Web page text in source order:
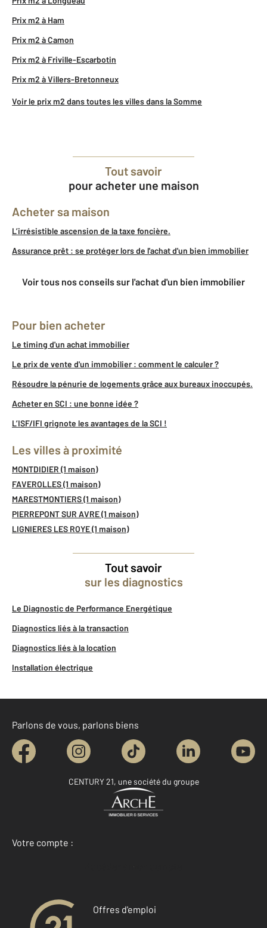
Prix m2 à Ham
Prix m2 à Camon
Prix m2 à Friville-Escarbotin
Prix m2 à Villers-Bretonneux
Voir le prix m2 dans toutes les villes dans la Somme
Tout savoir
pour acheter une maison
Acheter sa maison
L’irrésistible ascension de la taxe foncière.
Assurance prêt : se protéger lors de l'achat d'un bien immobilier
Voir tous nos conseils sur l'achat d'un bien immobilier
Pour bien acheter
Le timing d'un achat immobilier
Le prix de vente d'un immobilier : comment le calculer ?
Résoudre la pénurie de logements grâce aux bureaux inoccupés.
Acheter en SCI : une bonne idée ?
L’ISF/IFI grignote les avantages de la SCI !
Les villes à proximité
MONTDIDIER (1 maison)
FAVEROLLES (1 maison)
MARESTMONTIERS (1 maison)
PIERREPONT SUR AVRE (1 maison)
LIGNIERES LES ROYE (1 maison)
Tout savoir
sur les diagnostics
Le Diagnostic de Performance Energétique
Diagnostics liés à la transaction
Diagnostics liés à la location
Installation électrique
Parlons de vous, parlons biens
CENTURY 21, une société du groupe
Votre compte :
Accéder à mon compte
Offres d'emploi